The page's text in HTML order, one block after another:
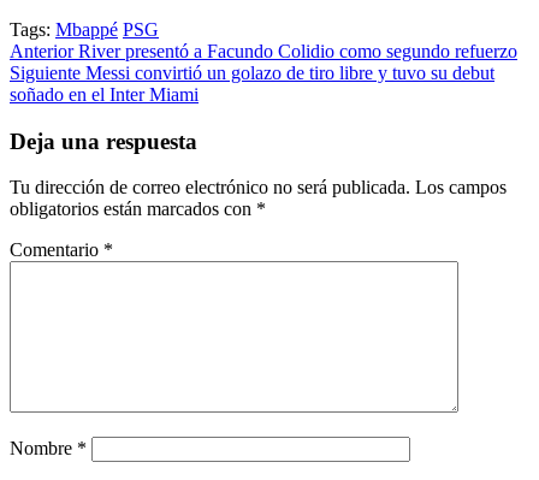
Tags: Mbappé PSG
Post
navigation
AnteriorRiver presentó a Facundo Colidio como segundo refuerzo
Siguiente Messi convirtió un golazo de tiro libre y tuvo su debut
soñado en el Inter Miami
Deja una respuesta
Tu dirección de correo electrónico no será publicada. Los campos
obligatorios están marcados con *
Comentario *
Nombre *